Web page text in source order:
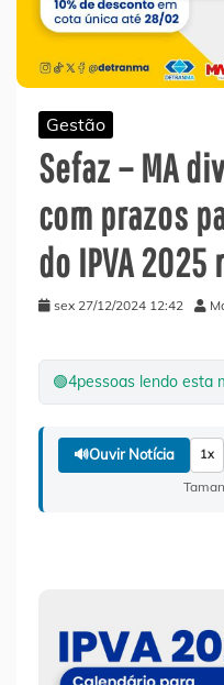
Gestão
Sefaz – MA
com prazos
do IPVA
sex 27/12/2024 12:42
🟢4pessoas lendo esta
🔊Ouvir Notícia 1x